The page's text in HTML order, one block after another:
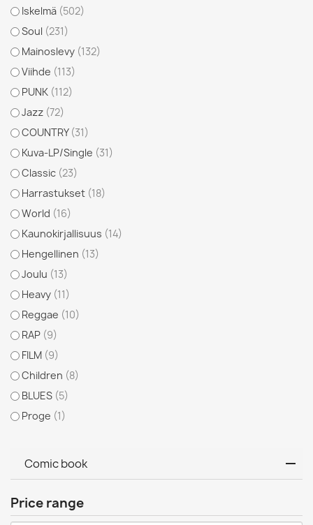
Iskelmä (502)
Soul (231)
Mainoslevy (132)
Viihde (113)
PUNK (112)
Jazz (72)
COUNTRY (31)
Kuva-LP/Single (31)
Classic (23)
Harrastukset (18)
World (16)
Kaunokirjallisuus (14)
Hengellinen (13)
Joulu (13)
Heavy (11)
Reggae (10)
RAP (9)
FILM (9)
Children (8)
BLUES (5)
Proge (1)
Comic book
Price range